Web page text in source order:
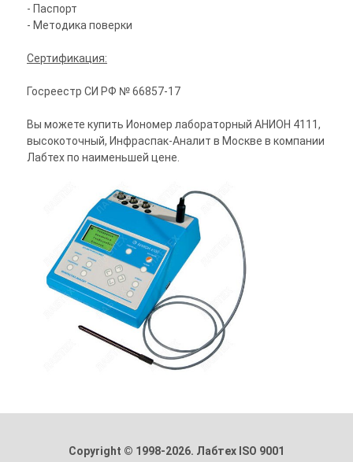
- Паспорт
- Методика поверки
Сертификация:
Госреестр СИ РФ № 66857-17
Вы можете купить Иономер лабораторный АНИОН 4111,
высокоточный, Инфраспак-Аналит в Москве в компании
Лабтех по наименьшей цене.
Copyright © 1998-2026. Лабтех ISO 9001